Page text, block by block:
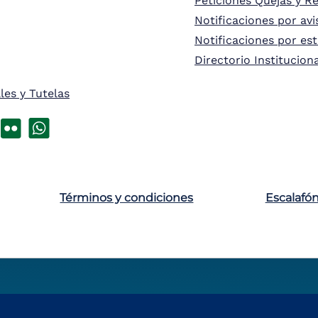
y Tutelas
Notificaciones por
Notificaciones por
Directorio
Términos y condiciones